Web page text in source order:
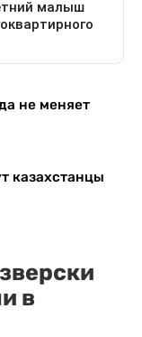
не меняет
казахстанцы
в